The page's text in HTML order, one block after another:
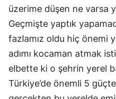
üzerime düşen ne varsa
Geçmişte yaptık
fazlamız oldu hiç önemi
adımı kocaman atmak
elbette ki o şehrin yerel
Türkiye’de önemli 5